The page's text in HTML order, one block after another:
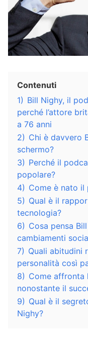
Contenuti
1) Bill Nighy, il
perché l’attore
a 76 anni
2) Chi è davvero
schermo?
3) Perché il
popolare?
4) Come è nato
5) Qual è il
tecnologia?
6) Cosa pensa
cambiamenti
7) Quali abitudini
personalità così
8) Come affronta
nonostante il
9) Qual è il
Nighy?